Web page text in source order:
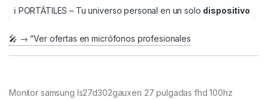
ℹ️ PORTÁTILES – Tu universo personal en un solo dispositivo
🎤 → “Ver ofertas en micrófonos profesionales
Monitor samsung ls27d302gauxen 27 pulgadas fhd 100hz